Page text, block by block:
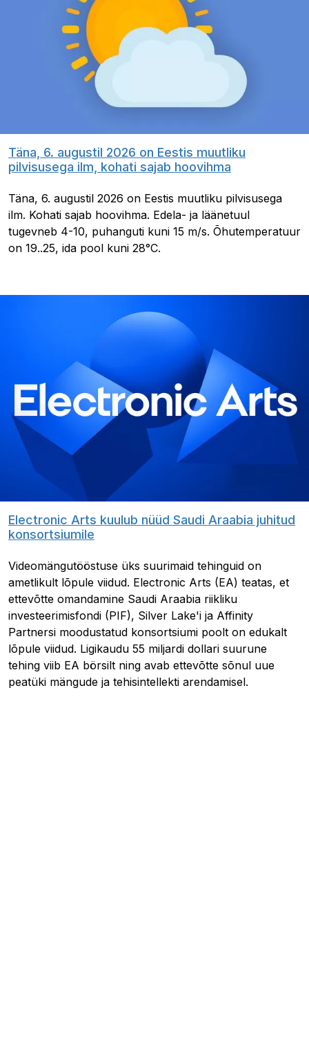
Täna, 6. augustil 2026 on Eestis muutliku
pilvisusega ilm, kohati sajab hoovihma
Täna, 6. augustil 2026 on Eestis muutliku pilvisusega
ilm. Kohati sajab hoovihma. Edela- ja läänetuul
tugevneb 4-10, puhanguti kuni 15 m/s. Õhutemperatuur
on 19..25, ida pool kuni 28°C.
Electronic Arts kuulub nüüd Saudi Araabia juhitud
konsortsiumile
Videomängutööstuse üks suurimaid tehinguid on
ametlikult lõpule viidud. Electronic Arts (EA) teatas, et
ettevõtte omandamine Saudi Araabia riikliku
investeerimisfondi (PIF), Silver Lake'i ja Affinity
Partnersi moodustatud konsortsiumi poolt on edukalt
lõpule viidud. Ligikaudu 55 miljardi dollari suurune
tehing viib EA börsilt ning avab ettevõtte sõnul uue
peatüki mängude ja tehisintellekti arendamisel.